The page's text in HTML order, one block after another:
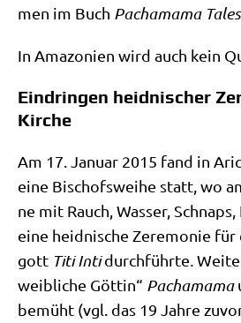
men im Buch Pacha­ma­ma Tales
In Ama­zo­ni­en wird auch kein
Eindringen heidnischer
Kirche
Am 17. Janu­ar 2015 fand in
eine Bischofs­wei­he statt, wo
ne mit Rauch, Was­ser,
eine heid­ni­sche Zere­mo­nie für
gott Titi Intidurch­führ­te.
weib­li­che Göt­tin“ Pacha­ma­ma
bemüht (vgl. das 19 Jah­re